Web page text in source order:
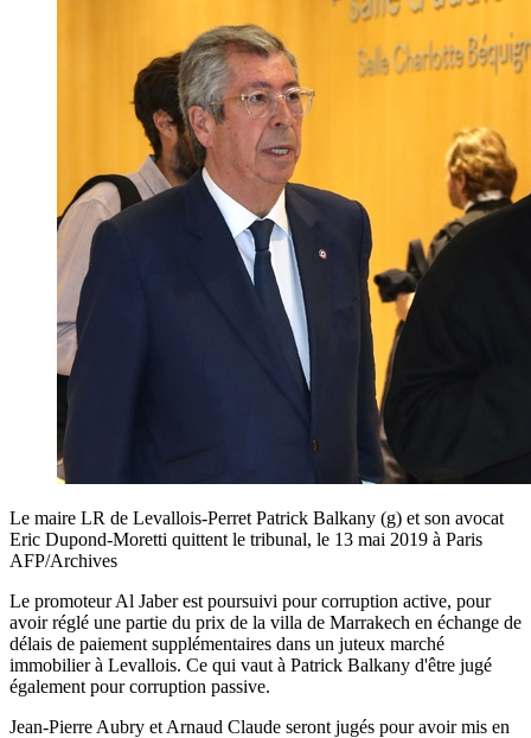
Le maire LR de Levallois-Perret Patrick Balkany (g) et son avocat
Eric Dupond-Moretti quittent le tribunal, le 13 mai 2019 à Paris
AFP/Archives
Le promoteur Al Jaber est poursuivi pour corruption active, pour
avoir réglé une partie du prix de la villa de Marrakech en échange de
délais de paiement supplémentaires dans un juteux marché
immobilier à Levallois. Ce qui vaut à Patrick Balkany d'être jugé
également pour corruption passive.
Jean-Pierre Aubry et Arnaud Claude seront jugés pour avoir mis en